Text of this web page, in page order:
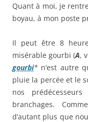
Quant à moi, je
boyau, à mon poste
Il peut être 8
misérable gourbi (A,
gourbi* n’est autre
pluie la percée et le
nos
branchages.
d’autant plus que